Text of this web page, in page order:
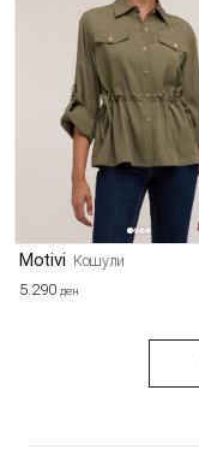
Motivi Кошули
5.290 ден